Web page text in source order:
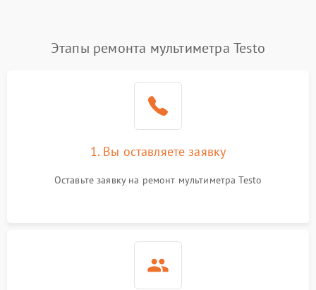
Этапы ремонта мультиметра Testo
1. Вы оставляете заявку
Оставьте заявку на ремонт мультиметра Testo